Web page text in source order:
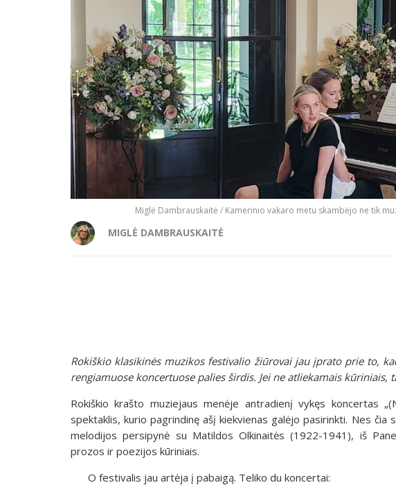
Miglė Dambrauskaitė / Kamerinio vakaro metu skambėjo ne tik
MIGLĖ DAMBRAUSKAITĖ
Rokiškio klasikinės muzikos festivalio žiūrovai jau įprato prie to,
rengiamuose koncertuose palies širdis. Jei ne atliekamais kūriniais,
Rokiškio krašto muziejaus menėje antradienį vykęs koncertas
spektaklis, kurio pagrindinę ašį kiekvienas galėjo pasirinkti. Nes
melodijos persipynė su Matildos Olkinaitės (1922-1941), iš
prozos ir poezijos kūriniais.
O festivalis jau artėja į pabaigą. Teliko du koncertai: